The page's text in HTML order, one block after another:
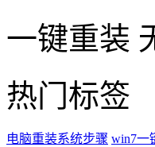
一键重装
热门标签
电脑重装系统步骤 win7一